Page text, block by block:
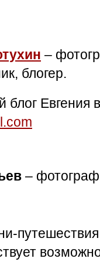
–
блогер.
блог
–